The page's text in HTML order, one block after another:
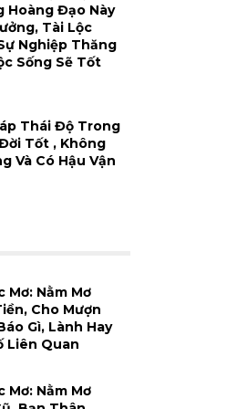
Hoàng Đạo Này
Tài Lộc
Nghiệp Thăng
Sống Sẽ Tốt
Thái Độ Trong
Tốt , Không
Và Có Hậu Vận
Mơ: Nằm Mơ
Cho Mượn
Gì, Lành Hay
Liên Quan
Mơ: Nằm Mơ